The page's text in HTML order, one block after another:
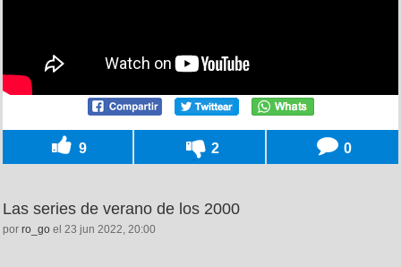
9 2 0
Las series de verano de los 2000
por ro_go el 23 jun 2022, 20:00